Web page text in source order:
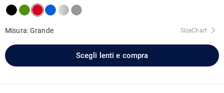
Misura: Grande SizeChart
Scegli lenti e compra